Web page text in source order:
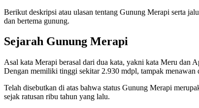
Berikut deskripsi atau ulasan tentang Gunung Merapi serta
dan bertema gunung.
Sejarah Gunung Merapi
Asal kata Merapi berasal dari dua kata, yakni kata Meru
Dengan memiliki tinggi sekitar 2.930 mdpl, tampak menawan
Telah disebutkan di atas bahwa status Gunung Merapi
sejak ratusan ribu tahun yang lalu.